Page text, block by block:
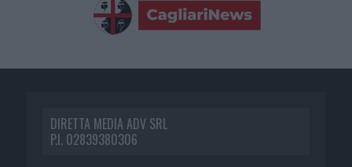
DIRETTA MEDIA ADV SRL
P.I. 02839380306